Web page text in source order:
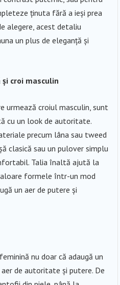
ținuta fără a ieși prea
alegere, acest detaliu
un plus de eleganță și
croi masculin
urmează croiul masculin, sunt
cu un look de autoritate.
precum lâna sau tweed
clasică sau un pulover simplu
Talia înaltă ajută la
formele într-un mod
un aer de putere și
nu doar că adaugă un
de autoritate și putere. De